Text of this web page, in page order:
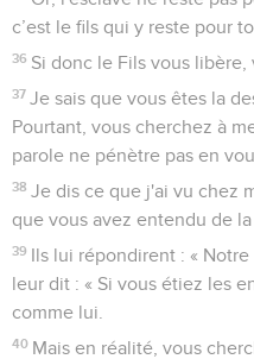
c’est le fils qui y reste pour
36 Si donc le Fils vous libère,
37 Je sais que vous êtes la
Pourtant, vous cherchez à
parole ne pénètre pas en
38 Je dis ce que j'ai vu chez
que vous avez entendu de
39 Ils lui répondirent : «
leur dit : « Si vous étiez les
comme lui.
40 Mais en réalité, vous